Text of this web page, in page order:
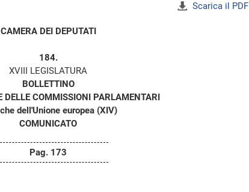
Scarica il PDF
CAMERA DEI DEPUTATI
184.
XVIII LEGISLATURA
BOLLETTINO
DELLE COMMISSIONI PARLAMENTARI
dell'Unione europea (XIV)
COMUNICATO
Pag. 173